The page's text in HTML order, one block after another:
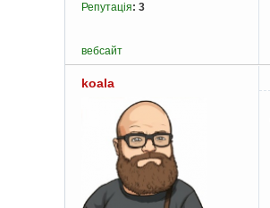
Репутація: 3
вебсайт
koala